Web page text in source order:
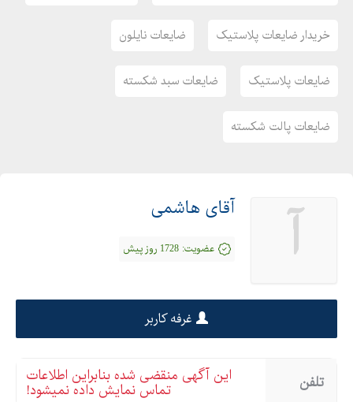
خریدار ضایعات پلاستیک ضایعات نایلون
ضایعات پلاستیک ضایعات سبد شکسته
ضایعات پالت شکسته
آ آقای هاشمی
عضویت: 1728 روز پیش
غرفه کاربر
تلفن این آگهی منقضی شده بنابراین اطلاعات
تماس نمایش داده نمیشود!